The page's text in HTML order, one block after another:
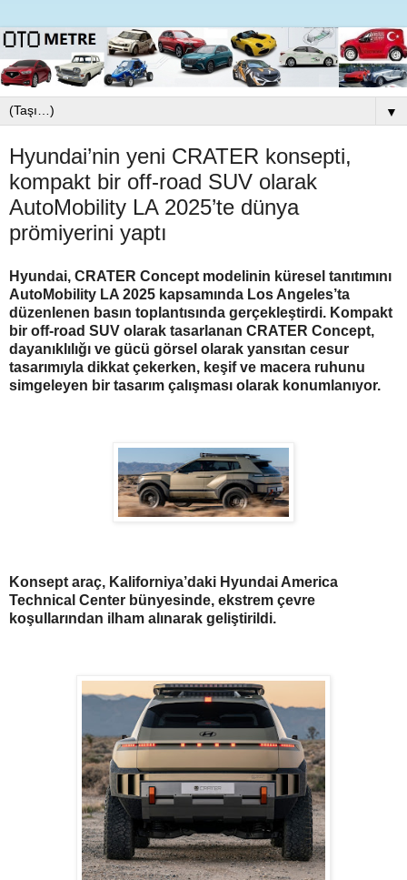
▼
Hyundai’nin yeni CRATER konsepti,
kompakt bir off-road SUV olarak
AutoMobility LA 2025’te dünya
prömiyerini yaptı
Hyundai, CRATER Concept modelinin küresel tanıtımını
AutoMobility LA 2025 kapsamında Los Angeles’ta
düzenlenen basın toplantısında gerçekleştirdi. Kompakt
bir off-road SUV olarak tasarlanan CRATER Concept,
dayanıklılığı ve gücü görsel olarak yansıtan cesur
tasarımıyla dikkat çekerken, keşif ve macera ruhunu
simgeleyen bir tasarım çalışması olarak konumlanıyor.
Konsept araç, Kaliforniya’daki Hyundai America
Technical Center bünyesinde, ekstrem çevre
koşullarından ilham alınarak geliştirildi.